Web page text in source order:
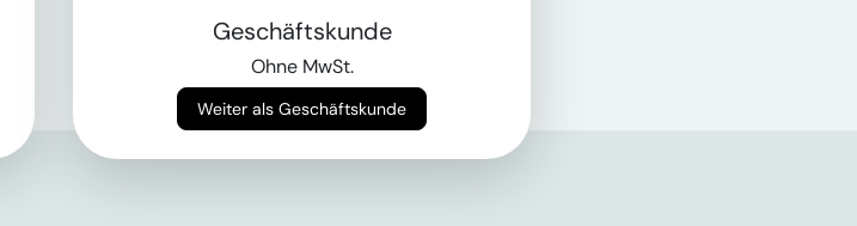
Geschäftskunde
Ohne MwSt.
Weiter als Geschäftskunde